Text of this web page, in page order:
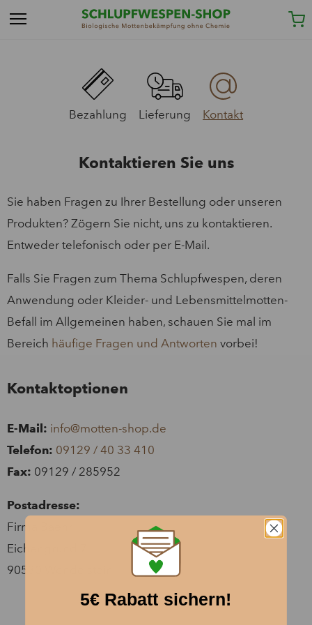
Bezahlung Lieferung Kontakt
Kontaktieren Sie uns
Sie haben Fragen zu Ihrer Bestellung oder unseren
Produkten? Zögern Sie nicht, uns zu kontaktieren.
Entweder telefonisch oder per E-Mail.
Falls Sie Fragen zum Thema Schlupfwespen, deren
Anwendung oder Kleider- und Lebensmittelmotten-
Befall im Allgemeinen haben, schauen Sie mal im
Bereich häufige Fragen und Antworten vorbei!
Kontaktoptionen
E-Mail: info@motten-shop.de
Telefon: 09129 / 40 33 410
Fax: 09129 / 285952
Postadresse:
Firma Baehr
Eichengrund 7
90530 Wendelstein
5€ Rabatt sichern!